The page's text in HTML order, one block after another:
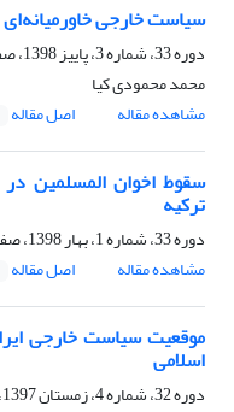
سیاست خارجی
دوره 33، شماره 3، پاییز 1398، صفحه
محمد محمودی کیا
مشاهده مقاله
اصل مقاله
سقوط اخوان المسلمین
ترکیه
دوره 33، شماره 1، بهار 1398، صفحه
مشاهده مقاله
اصل مقاله
موقعیت سیاست خارجی
اسلامی
دوره 32، شماره 4، زمستان 1397، صفحه